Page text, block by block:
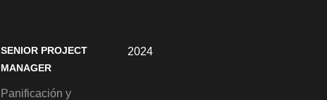
SENIOR PROJECT
MANAGER
Panificación y
2024